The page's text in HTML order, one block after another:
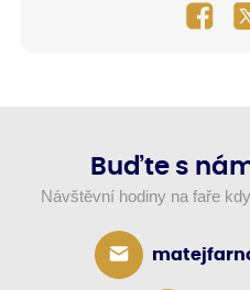
Buďte s
Návštěvní hodiny na faře